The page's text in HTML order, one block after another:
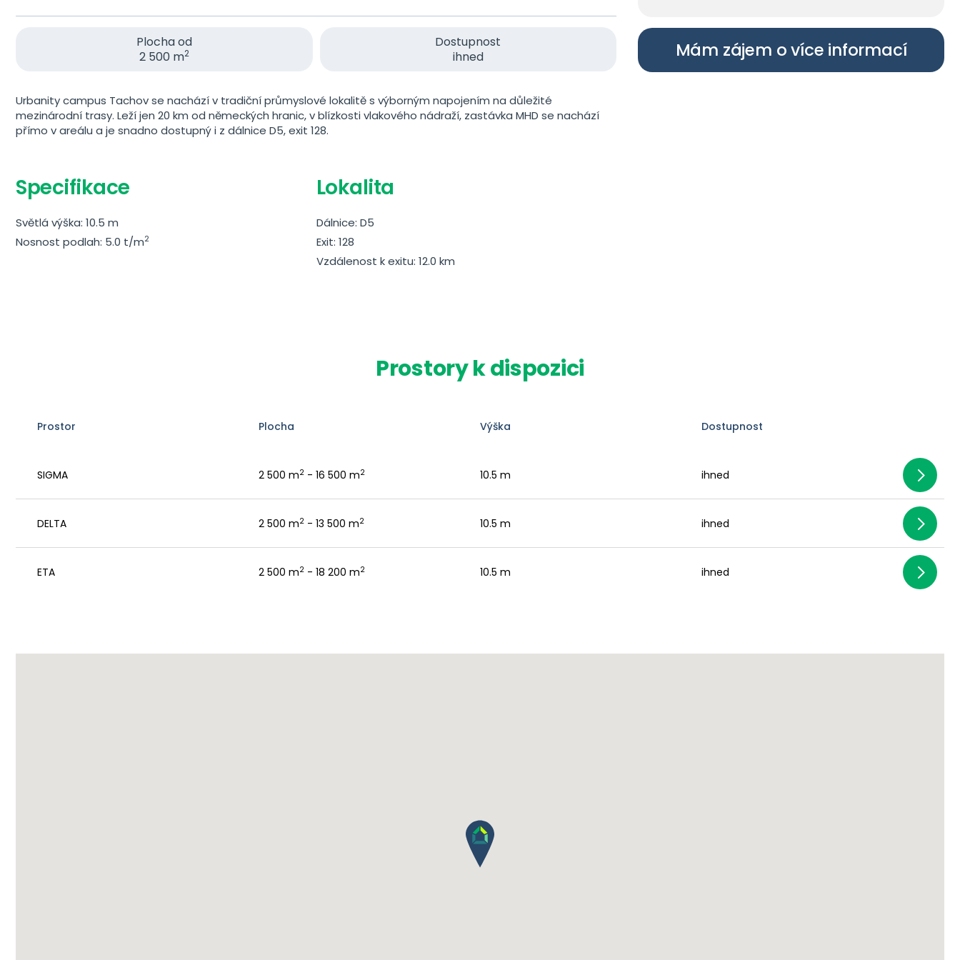
Plocha od
2 500 m2
Dostupnost
ihned
Urbanity campus Tachov se nachází v tradiční průmyslové lokalitě s výborným napojením na důležité
mezinárodní trasy. Leží jen 20 km od německých hranic, v blízkosti vlakového nádraží, zastávka MHD se nachází
přímo v areálu a je snadno dostupný i z dálnice D5, exit 128.
Specifikace
Světlá výška: 10.5 m
Nosnost podlah: 5.0 t/m2
Lokalita
Dálnice: D5
Exit: 128
Vzdálenost k exitu: 12.0 km
Mám zájem o více informací
Prostory k dispozici
Prostor Plocha Výška Dostupnost
SIGMA 2 500 m2 - 16 500 m2 10.5 m ihned
DELTA 2 500 m2 - 13 500 m2 10.5 m ihned
ETA 2 500 m2 - 18 200 m2 10.5 m ihned